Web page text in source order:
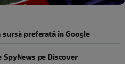
sursă preferată în Google
SpyNews pe Discover